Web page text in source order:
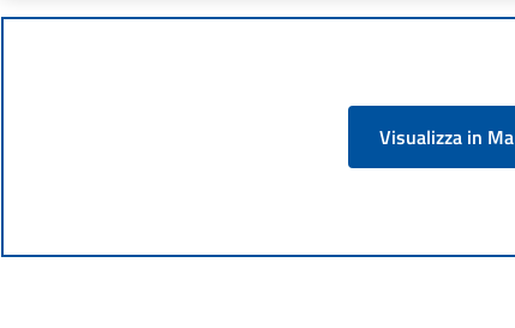
Visualizza in